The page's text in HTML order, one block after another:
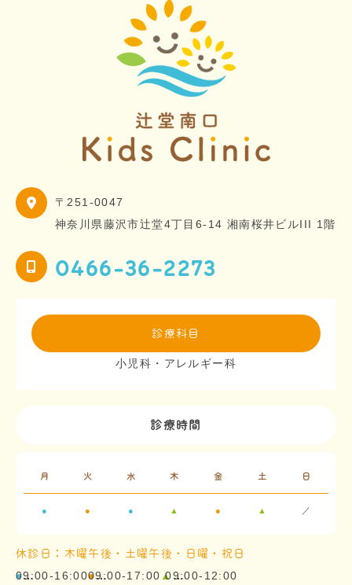
〒251-0047
神奈川県藤沢市辻堂4丁目6-14 湘南桜井ビルIII 1階
0466-36-2273
診療科目
小児科・アレルギー科
診療時間
月 火 水 木 金 土 日
● ● ● ▲ ● ▲ ／
休診日：木曜午後・土曜午後・日曜・祝日
●…
09:00-16:00●…
09:00-17:00 ▲…
09:00-12:00